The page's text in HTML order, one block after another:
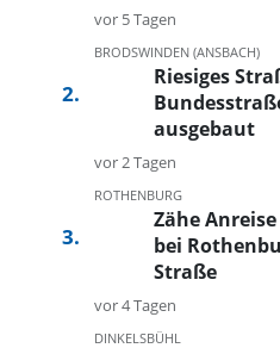
vor 5 Tagen
BRODSWINDEN (ANSBACH)
Riesiges
ausgebaut
vor 2 Tagen
ROTHENBURG
Zähe
bei
Straße
vor 4 Tagen
DINKELSBÜHL